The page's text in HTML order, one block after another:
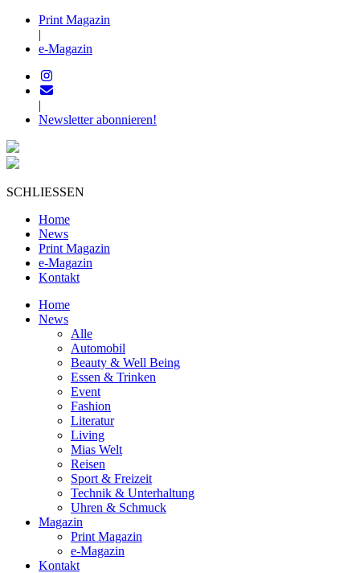
Print Magazin
|
e-Magazin
|
Newsletter abonnieren!
SCHLIESSEN
Home
News
Print Magazin
e-Magazin
Kontakt
Home
News
Alle
Automobil
Beauty & Well Being
Essen & Trinken
Event
Fashion
Literatur
Living
Mias Welt
Reisen
Sport & Freizeit
Technik & Unterhaltung
Uhren & Schmuck
Magazin
Print Magazin
e-Magazin
Kontakt